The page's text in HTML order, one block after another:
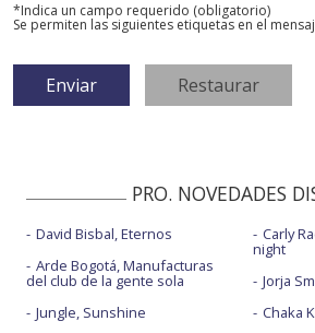
*Indica un campo requerido (obligatorio)
Se permiten las siguientes etiquetas en el
PRO. NOVEDADES
David Bisbal, Eternos
Arde Bogotá, Manufacturas
del club de la gente sola
Jungle, Sunshine
Carly
night
Jorja
Chaka